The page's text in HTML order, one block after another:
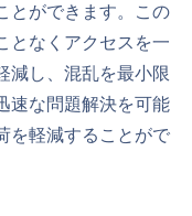
とができます。この
となくアクセスを一
減し、混乱を最小限
速な問題解決を可能
を軽減することがで